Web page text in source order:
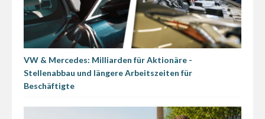
VW & Mercedes: Milliarden für Aktionäre -
Stellenabbau und längere Arbeitszeiten für
Beschäftigte